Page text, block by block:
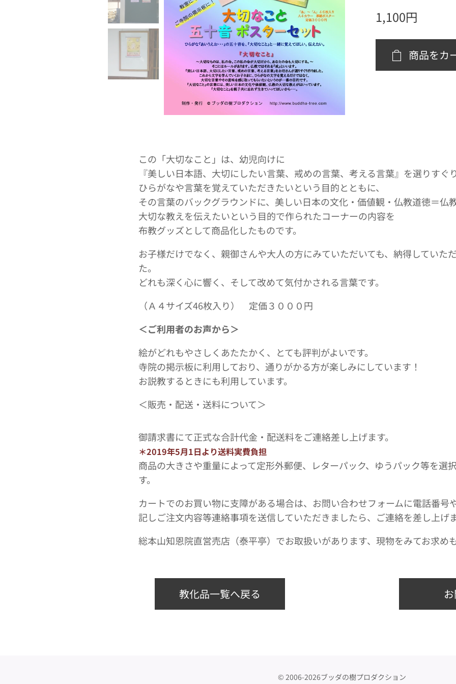
1,100円
商品をカ
この「大切なこと」は、幼児向けに
『美しい日本語、大切にしたい言葉、戒めの言葉、考える言葉』を選りすぐり
ひらがなや言葉を覚えていただきたいという目的とともに、
その言葉のバックグラウンドに、美しい日本の文化・価値観・仏教道徳＝仏
大切な教えを伝えたいという目的で作られたコーナーの内容を
布教グッズとして商品化したものです。
お子様だけでなく、親御さんや大人の方にみていただいても、納得していた
た。
どれも深く心に響く、そして改めて気付かされる言葉です。
（Ａ４サイズ46枚入り） 定価３０００円
＜ご利用者のお声から＞
絵がどれもやさしくあたたかく、とても評判がよいです。
寺院の掲示板に利用しており、通りがかる方が楽しみにしています！
お説教するときにも利用しています。
＜販売・配送・送料について＞
御請求書にて正式な合計代金・配送料をご連絡差し上げます。
＊2019年5月1日より送料実費負担
商品の大きさや重量によって定形外郵便、レターパック、ゆうパック等を選
す。
カートでのお買い物に支障がある場合は、お問い合わせフォームに電話番号
記しご注文内容等連絡事項を送信していただきましたら、ご連絡を差し上げま
総本山知恩院直営売店（泰平亭）でお取扱いがあります、現物をみてお求め
教化品一覧へ戻る
© 2006-2026ブッダの樹プロダクション